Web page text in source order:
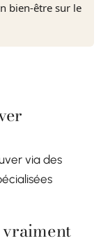
bien-être sur le
via des